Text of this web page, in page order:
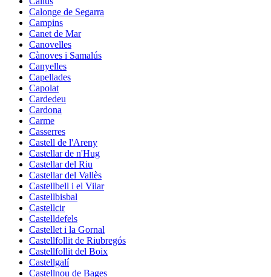
Calonge de Segarra
Campins
Canet de Mar
Canovelles
Cànoves i Samalús
Canyelles
Capellades
Capolat
Cardedeu
Cardona
Carme
Casserres
Castell de l'Areny
Castellar de n'Hug
Castellar del Riu
Castellar del Vallès
Castellbell i el Vilar
Castellbisbal
Castellcir
Castelldefels
Castellet i la Gornal
Castellfollit de Riubregós
Castellfollit del Boix
Castellgalí
Castellnou de Bages